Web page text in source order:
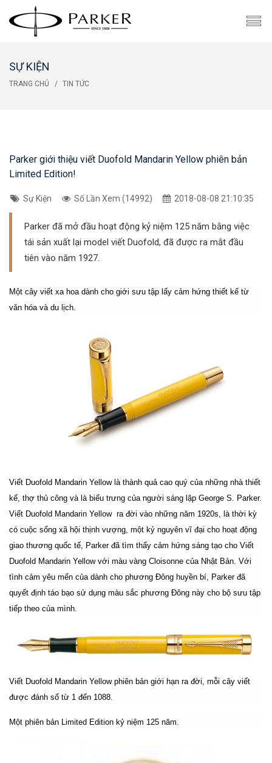
SỰ KIỆN
TRANG CHỦ TIN TỨC
Parker giới thiệu viết Duofold Mandarin Yellow phiên bản
Limited Edition!
Sự Kiện Số Lần Xem (14992) 2018-08-08 21:10:35
Parker đã mở đầu hoạt động kỷ niệm 125 năm bằng việc
tái sản xuất lại model viết Duofold, đã được ra mắt đầu
tiên vào năm 1927.
Một cây viết xa hoa dành cho giới sưu tập lấy cảm hứng thiết kế từ
văn hóa và du lịch.
Viết Duofold Mandarin Yellow là thành quả cao quý của những nhà thiết
kế, thợ thủ công và là biểu trưng của người sáng lập George S. Parker.
Viết Duofold Mandarin Yellow ra đời vào những năm 1920s, là thời kỳ
có cuộc sống xã hội thịnh vượng, một kỷ nguyên vĩ đại cho hoạt động
giao thương quốc tế, Parker đã tìm thấy cảm hứng sáng tạo cho Viết
Duofold Mandarin Yellow với màu vàng Cloisonne của Nhật Bản. Với
tình cảm yêu mến của dành cho phương Đông huyền bí, Parker đã
quyết định táo bạo sử dụng màu sắc phương Đông này cho bộ sưu tập
tiếp theo của mình.
Viết Duofold Mandarin Yellow phiên bản giới hạn ra đời, mỗi cây viết
được đánh số từ 1 đến 1088.
Một phiên bản Limited Edition kỷ niệm 125 năm.